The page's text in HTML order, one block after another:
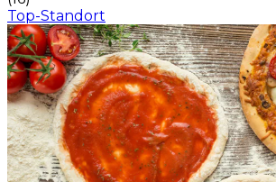
Top-Standort